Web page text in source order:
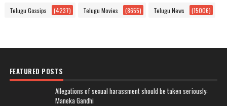
Telugu Gossips (4237) Telugu Movies (8655) Telugu News (15006)
FEATURED POSTS
Allegations of sexual harassment should be taken seriously:
Maneka Gandhi